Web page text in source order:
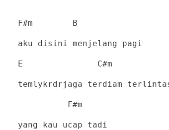
F#m B
aku disini menjelang pagi
E C#m
temlykrdrjaga terdiam
F#m
yang kau ucap tadi